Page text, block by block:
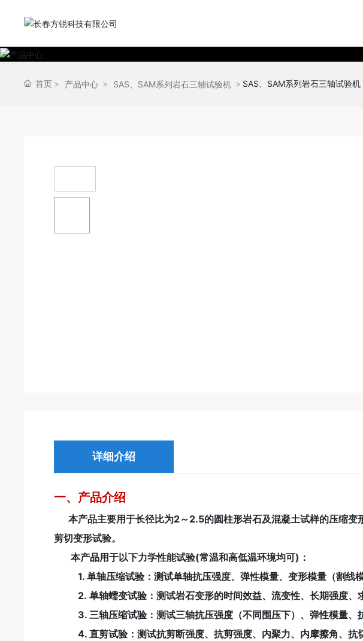
首页 产品中心 SAS、SAM系列岩石三轴试验机 SAS、SAM系列岩石三轴试验机
详细介绍
一、产品介绍
本产品主要用于长径比为2～2.5的圆柱形岩石及混凝土试样的压缩变
剪切变形试验。
本产品用于以下力学性能试验(常温和高低温环境均可)：
1. 单轴压缩试验：测试单轴抗压强度、弹性模量、变形模量（割线模
2.单轴蠕变试验：测试岩石变形的时间效益、流变性、长期强度、
3. 三轴压缩试验：测试三轴抗压强度（不同围压下）、弹性模量、
4. 直剪试验：测试抗剪断强度、抗剪强度、内聚力、内摩擦角、抗